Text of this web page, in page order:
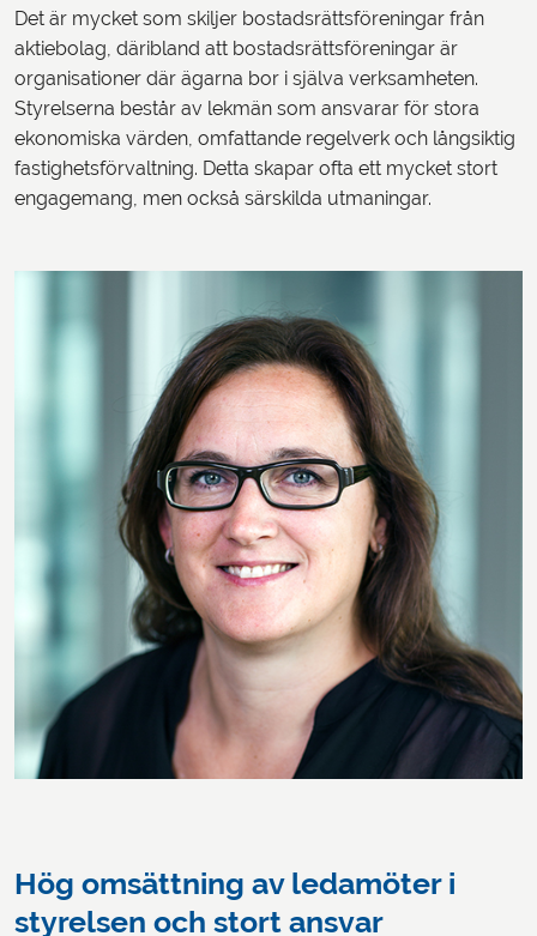
Det är mycket som skiljer bostadsrättsföreningar från
aktiebolag, däribland att bostadsrättsföreningar är
organisationer där ägarna bor i själva verksamheten.
Styrelserna består av lekmän som ansvarar för stora
ekonomiska värden, omfattande regelverk och långsiktig
fastighetsförvaltning. Detta skapar ofta ett mycket stort
engagemang, men också särskilda utmaningar.
Hög omsättning av ledamöter i
styrelsen och stort ansvar